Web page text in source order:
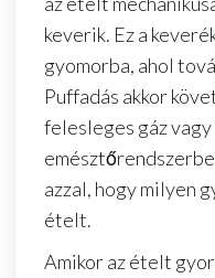
keverik. Ez a
gyomorba, ahol
Puffadás akkor
felesleges gáz
azzal, hogy milyen
ételt.
Amikor az ételt